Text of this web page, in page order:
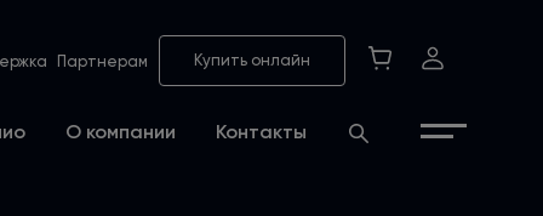
Партнерам Купить онлайн
О компании Контакты